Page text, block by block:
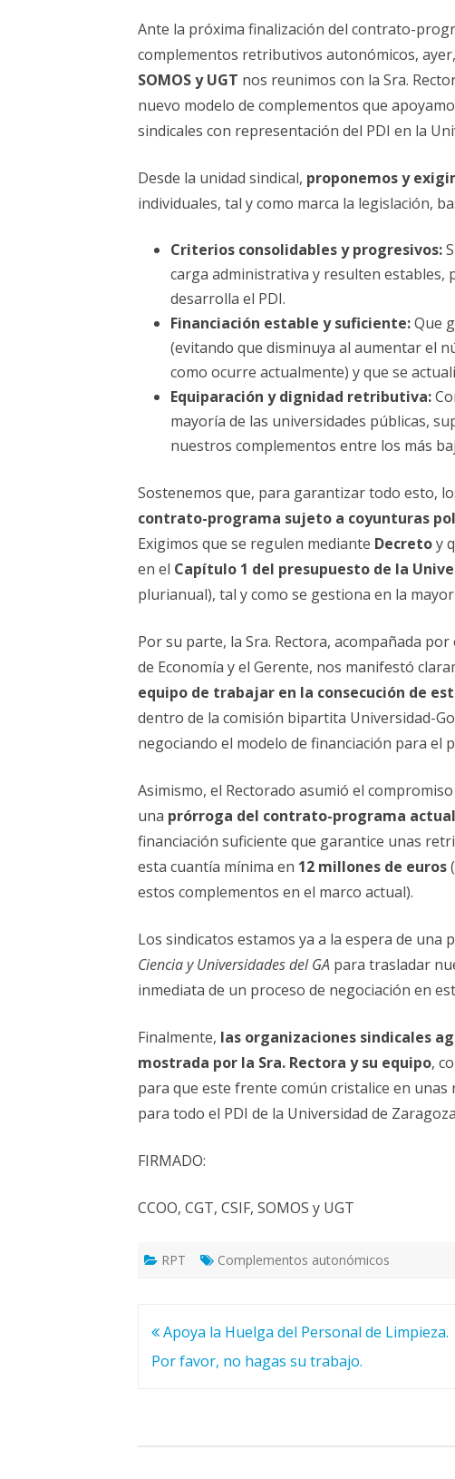
FEMINISMO E IGUALDAD
ESTATUTOS
Ante la próxima finalización del contrato-
complementos retributivos autonómicos,
SOMOS y UGT nos reunimos con la Sra.
nuevo modelo de complementos que
sindicales con representación del PDI en la
Desde la unidad sindical, proponemos y
individuales, tal y como marca la legislación,
Criterios consolidables y progresivos:
carga administrativa y resulten estables,
desarrolla el PDI.
Financiación estable y suficiente:Que
(evitando que disminuya al aumentar el
como ocurre actualmente) y que se
Equiparación y dignidad retributiva:
mayoría de las universidades públicas,
nuestros complementos entre los más
Sostenemos que, para garantizar todo esto,
contrato-programa sujeto a coyunturas
Exigimos que se regulen mediante Decretoy
en el Capítulo 1 del presupuesto de la
plurianual), tal y como se gestiona en la
Por su parte, la Sra. Rectora, acompañada
de Economía y el Gerente, nos manifestó
equipo de trabajar en la consecución de
dentro de la comisión bipartita Universidad-
negociando el modelo de financiación para el
Asimismo, el Rectorado asumió el
una prórroga del contrato-programa
financiación suficiente que garantice unas
esta cuantía mínima en 12 millones de euros
estos complementos en el marco actual).
Los sindicatos estamos ya a la espera de una
Ciencia y Universidades del GA para trasladar
inmediata de un proceso de negociación en
Finalmente, las organizaciones sindicales
mostrada por la Sra. Rectora y su equipo,
para que este frente común cristalice en
para todo el PDI de la Universidad de
FIRMADO:
CCOO, CGT, CSIF, SOMOS y UGT
RPT Complementos autonómicos
Navegación
de
Apoya la Huelga del Personal de Limpieza.
Por favor, no hagas su trabajo.